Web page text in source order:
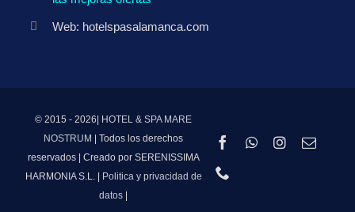
Web: hotelspasalamanca.com
© 2015 - 2026|
HOTEL & SPA MARE
NOSTRUM
| Todos los derechos
reservados | Creado por SERENISSIMA
HARMONIA S.L. |
Politica y privacidad de
datos